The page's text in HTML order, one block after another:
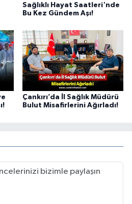
Sağlıklı Hayat Saatleri'nde
Bu Kez Gündem Aşı!
Çankırı’da İl Sağlık Müdürü
Bulut Misafirlerini Ağırladı!